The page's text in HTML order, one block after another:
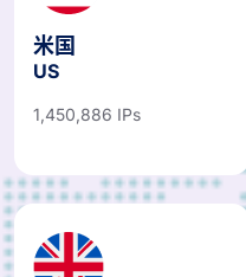
米国
US
1,450,886 IPs